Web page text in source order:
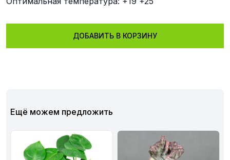
ДОБАВИТЬ В КОРЗИНУ
Ещё можем предложить